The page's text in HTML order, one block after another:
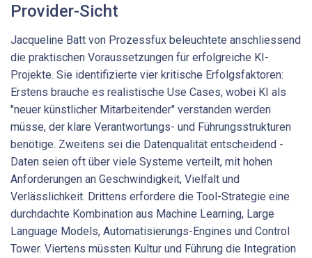
Provider-Sicht
Jacqueline Batt von Prozessfux beleuchtete anschliessend
die praktischen Voraussetzungen für erfolgreiche KI-
Projekte. Sie identifizierte vier kritische Erfolgsfaktoren:
Erstens brauche es realistische Use Cases, wobei KI als
"neuer künstlicher Mitarbeitender" verstanden werden
müsse, der klare Verantwortungs- und Führungsstrukturen
benötige. Zweitens sei die Datenqualität entscheidend -
Daten seien oft über viele Systeme verteilt, mit hohen
Anforderungen an Geschwindigkeit, Vielfalt und
Verlässlichkeit. Drittens erfordere die Tool-Strategie eine
durchdachte Kombination aus Machine Learning, Large
Language Models, Automatisierungs-Engines und Control
Tower. Viertens müssten Kultur und Führung die Integration